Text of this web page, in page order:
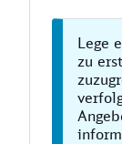
Lege
zu